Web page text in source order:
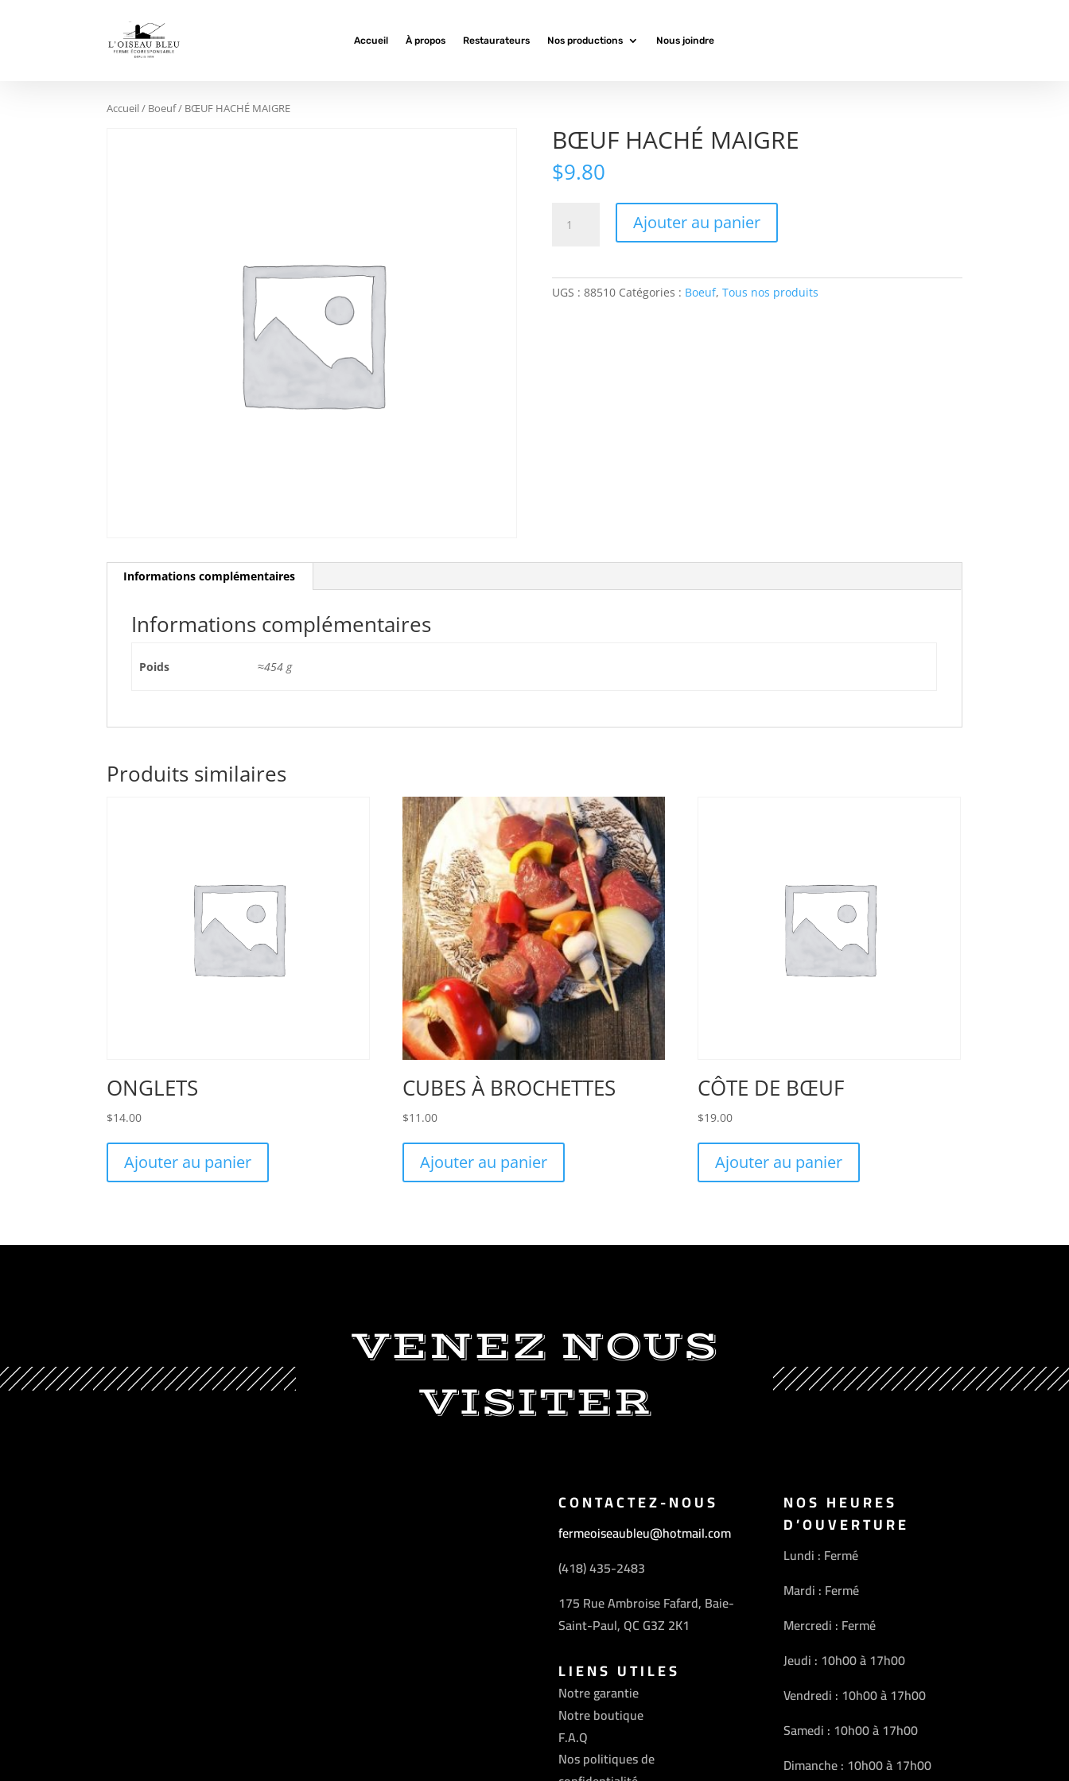
Accueil À propos Restaurateurs Nos productions Nous joindre
Accueil/ Boeuf/ BŒUF HACHÉ MAIGRE
BŒUF HACHÉ MAIGRE
$9.80
Ajouter au panier
UGS : 88510 Catégories : Boeuf, Tous nos produits
Informations complémentaires
Informations complémentaires
Poids ≈454 g
Produits similaires
ONGLETS
$14.00
Ajouter au panier
CUBES À BROCHETTES
$11.00
Ajouter au panier
CÔTE DE BŒUF
$19.00
Ajouter au panier
VENEZ NOUS
VISITER
CONTACTEZ-NOUS
fermeoiseaubleu@hotmail.com
(418) 435-2483
175 Rue Ambroise Fafard, Baie-
Saint-Paul, QC G3Z 2K1
LIENS UTILES
Notre garantie
Notre boutique
F.A.Q
Nos politiques de
NOS HEURES
D’OUVERTURE
Lundi : Fermé
Mardi : Fermé
Mercredi : Fermé
Jeudi : 10h00 à 17h00
Vendredi : 10h00 à 17h00
Samedi : 10h00 à 17h00
Dimanche : 10h00 à 17h00